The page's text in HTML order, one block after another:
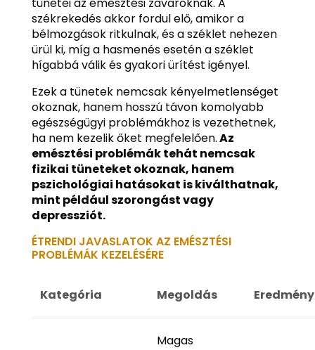
székrekedés akkor fordul elő, amikor a
bélmozgások ritkulnak, és a széklet nehezen
ürül ki, míg a hasmenés esetén a széklet
hígabbá válik és gyakori ürítést igényel.
Ezek a tünetek nemcsak kényelmetlenséget
okoznak, hanem hosszú távon komolyabb
egészségügyi problémákhoz is vezethetnek,
ha nem kezelik őket megfelelően.Az
emésztési problémák tehát nemcsak
fizikai tüneteket okoznak, hanem
pszichológiai hatásokat is kiválthatnak,
mint például szorongást vagy
depressziót.
ÉTRENDI JAVASLATOK AZ EMÉSZTÉSI
PROBLÉMÁK KEZELÉSÉRE
Kategória Megoldás Eredmény
Magas